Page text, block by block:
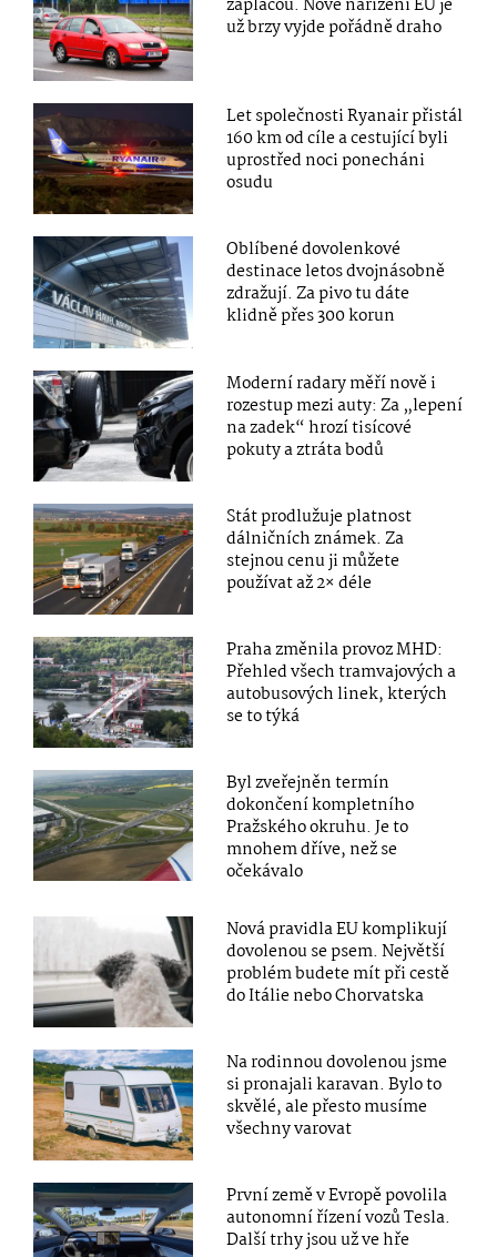
zapláčou. Nové nařízení EU je
už brzy vyjde pořádně draho
Let společnosti Ryanair přistál
160 km od cíle a cestující byli
uprostřed noci ponecháni
osudu
Oblíbené dovolenkové
destinace letos dvojnásobně
zdražují. Za pivo tu dáte
klidně přes 300 korun
Moderní radary měří nově i
rozestup mezi auty: Za „lepení
na zadek“ hrozí tisícové
pokuty a ztráta bodů
Stát prodlužuje platnost
dálničních známek. Za
stejnou cenu ji můžete
používat až 2× déle
Praha změnila provoz MHD:
Přehled všech tramvajových a
autobusových linek, kterých
se to týká
Byl zveřejněn termín
dokončení kompletního
Pražského okruhu. Je to
mnohem dříve, než se
očekávalo
Nová pravidla EU komplikují
dovolenou se psem. Největší
problém budete mít při cestě
do Itálie nebo Chorvatska
Na rodinnou dovolenou jsme
si pronajali karavan. Bylo to
skvělé, ale přesto musíme
všechny varovat
První země v Evropě povolila
autonomní řízení vozů Tesla.
Další trhy jsou už ve hře